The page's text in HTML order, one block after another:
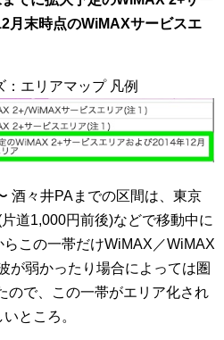
月末時点のWiMAXサービスエ
エリアマップ 凡例
酒々井PAまでの区間は、東京
道1,000円前後)などで移動中に
この一帯だけWiMAX／WiMAX
が弱かったり場合によっては圏
ので、この一帯がエリア化され
ところ。